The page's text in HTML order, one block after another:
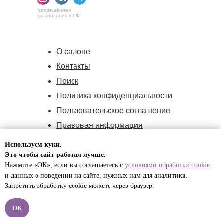
ИП Малышева Полина Игоревна,
ИНН:732594170171,
Политика конфиденциальности
Пользовательское соглашение
Правовая информация
Оферта
О салоне
Контакты
*запрещённая
организация в РФ
Поиск
Используем куки.
Это чтобы сайт работал лучше.
Нажмите «ОК», если вы соглашаетесь с условиями обработки cookie
и данных о поведении на сайте, нужных нам для аналитики.
Запретить обработку cookie можете через браузер.
ОК